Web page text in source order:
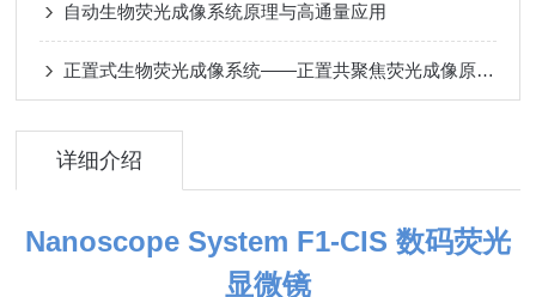
自动生物荧光成像系统原理与高通量应用​
正置式生物荧光成像系统——正置共聚焦荧光成像原理与应用​
详细介绍
Nanoscope System F1-CIS 数码荧光
显微镜